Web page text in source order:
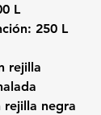
L
250 L
rejilla
negra